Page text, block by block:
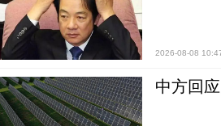
2026-08-08
中方回